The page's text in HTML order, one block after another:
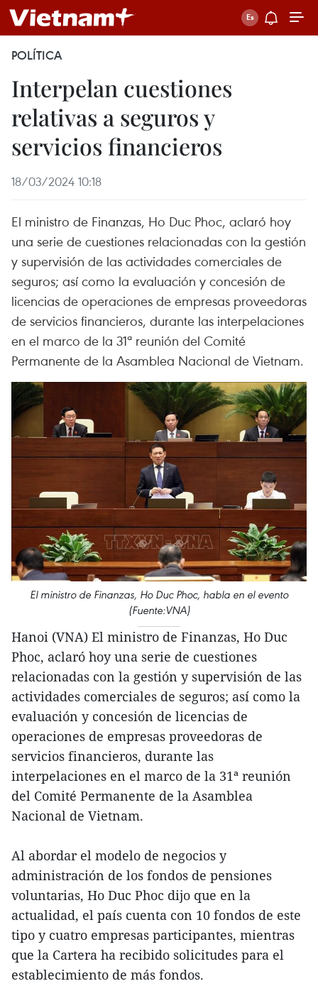
POLÍTICA
Interpelan cuestiones
relativas a seguros y
servicios financieros
18/03/2024 10:18
El ministro de Finanzas, Ho Duc Phoc, aclaró hoy
una serie de cuestiones relacionadas con la gestión
y supervisión de las actividades comerciales de
seguros; así como la evaluación y concesión de
licencias de operaciones de empresas proveedoras
de servicios financieros, durante las interpelaciones
en el marco de la 31ª reunión del Comité
Permanente de la Asamblea Nacional de Vietnam.
El ministro de Finanzas, Ho Duc Phoc, habla en el evento
(Fuente:VNA)
Hanoi (VNA) El ministro de Finanzas, Ho Duc
Phoc, aclaró hoy una serie de cuestiones
relacionadas con la gestión y supervisión de las
actividades comerciales de seguros; así como la
evaluación y concesión de licencias de
operaciones de empresas proveedoras de
servicios financieros, durante las
interpelaciones en el marco de la 31ª reunión
del Comité Permanente de la Asamblea
Nacional de Vietnam.
Al abordar el modelo de negocios y
administración de los fondos de pensiones
voluntarias, Ho Duc Phoc dijo que en la
actualidad, el país cuenta con 10 fondos de este
tipo y cuatro empresas participantes, mientras
que la Cartera ha recibido solicitudes para el
establecimiento de más fondos.